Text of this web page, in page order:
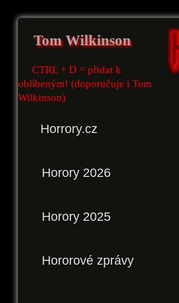
Tom Wilkinson
CTRL + D = přidat k
oblíbeným! (doporučuje i Tom
Wilkinson)
Horrory.cz
Horory 2026
Horory 2025
Hororové zprávy